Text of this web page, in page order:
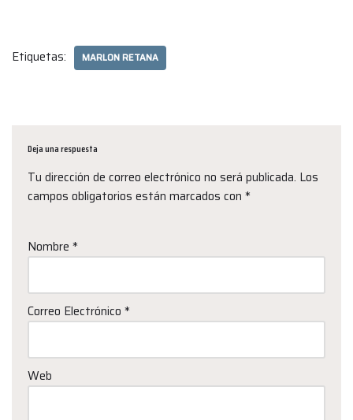
Etiquetas: MARLON RETANA
Deja una respuesta
Tu dirección de correo electrónico no será publicada. Los
campos obligatorios están marcados con *
Nombre *
Correo Electrónico *
Web